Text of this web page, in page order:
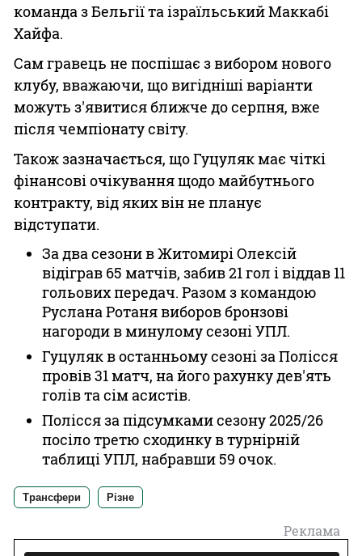
команда з Бельгії та ізраїльський Маккабі
Хайфа.
Сам гравець не поспішає з вибором нового
клубу, вважаючи, що вигідніші варіанти
можуть з'явитися ближче до серпня, вже
після чемпіонату світу.
Також зазначається, що Гуцуляк має чіткі
фінансові очікування щодо майбутнього
контракту, від яких він не планує
відступати.
За два сезони в Житомирі Олексій
відіграв 65 матчів, забив 21 гол і віддав 11
гольових передач. Разом з командою
Руслана Ротаня виборов бронзові
нагороди в минулому сезоні УПЛ.
Гуцуляк в останньому сезоні за Полісся
провів 31 матч, на його рахунку дев'ять
голів та сім асистів.
Полісся за підсумками сезону 2025/26
посіло третю сходинку в турнірній
таблиці УПЛ, набравши 59 очок.
Трансфери Різне
Реклама